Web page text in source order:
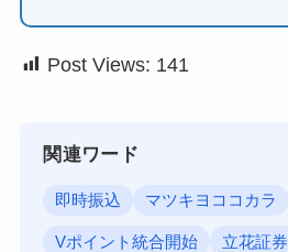
Post Views: 141
関連ワード
即時振込 マツキヨココカラ
Vポイント統合開始 立花証券